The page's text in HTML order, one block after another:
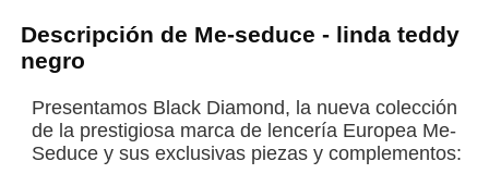
Descripción de Me-seduce - linda teddy
negro
Presentamos Black Diamond, la nueva colección
de la prestigiosa marca de lencería Europea Me-
Seduce y sus exclusivas piezas y complementos: